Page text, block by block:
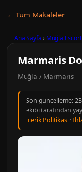
← Tum Makaleler
Ana Sayfa › Muğla Escort
Marmaris
Muğla / Marmaris
Son guncelleme:
ekibi tarafindan
Icerik Politikasi ·